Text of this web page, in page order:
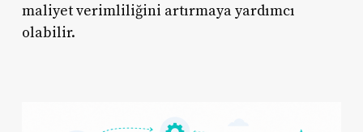
maliyet verimliliğini artırmaya yardımcı
olabilir.